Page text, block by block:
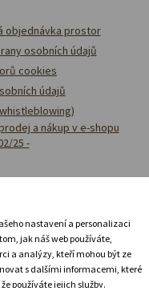
objednávka prostor
osobních údajů
cookies
údajů
a nákup v e-shopu
25 -
nastavení a personalizaci
jak náš web používáte,
a analýzy, kteří mohou být ze
s dalšími informacemi, které
používáte jejich služby.